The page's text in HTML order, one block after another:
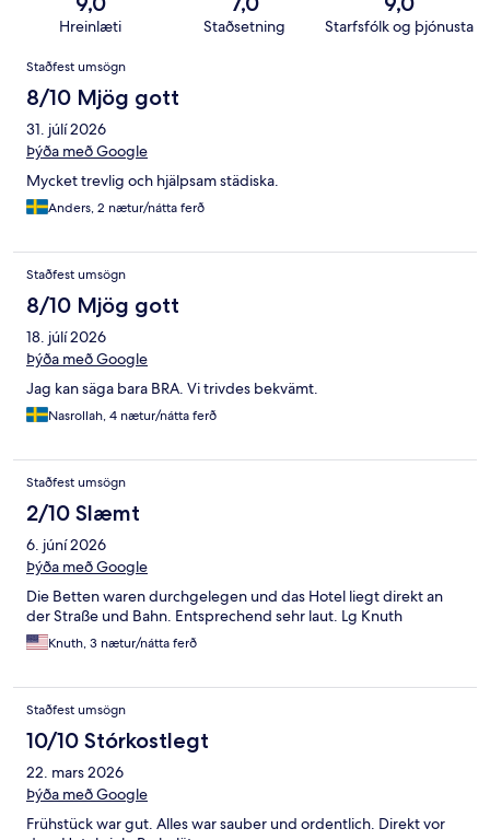
Hreinlæti Staðsetning Starfsfólk og þjónusta
Umsagnir
Staðfest umsögn
8/10 Mjög gott
31. júlí 2026
Þýða með Google
Mycket trevlig och hjälpsam städiska.
Anders, 2 nætur/nátta ferð
Staðfest umsögn
8/10 Mjög gott
18. júlí 2026
Þýða með Google
Jag kan säga bara BRA. Vi trivdes bekvämt.
Nasrollah, 4 nætur/nátta ferð
Staðfest umsögn
2/10 Slæmt
6. júní 2026
Þýða með Google
Die Betten waren durchgelegen und das Hotel liegt direkt an
der Straße und Bahn. Entsprechend sehr laut. Lg Knuth
Knuth, 3 nætur/nátta ferð
Staðfest umsögn
10/10 Stórkostlegt
22. mars 2026
Þýða með Google
Frühstück war gut. Alles war sauber und ordentlich. Direkt vor